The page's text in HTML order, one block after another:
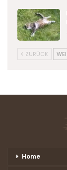
ZURÜCK
Home